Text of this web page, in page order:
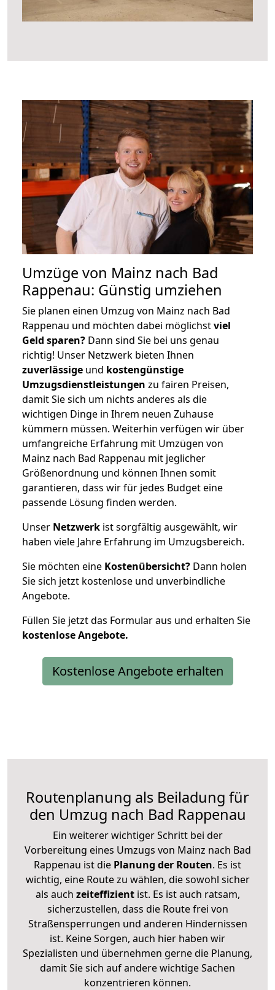
Umzüge von Mainz nach Bad
Rappenau: Günstig umziehen
Sie planen einen Umzug von Mainz nach Bad
Rappenau und möchten dabei möglichstviel
Geld sparen? Dann sind Sie bei uns genau
richtig! Unser Netzwerk bieten Ihnen
zuverlässige und kostengünstige
Umzugsdienstleistungen zu fairen Preisen,
damit Sie sich um nichts anderes als die
wichtigen Dinge in Ihrem neuen Zuhause
kümmern müssen. Weiterhin verfügen wir über
umfangreiche Erfahrung mit Umzügen von
Mainz nach Bad Rappenau mit jeglicher
Größenordnung und können Ihnen somit
garantieren, dass wir für jedes Budget eine
passende Lösung finden werden.
Unser Netzwerk ist sorgfältig ausgewählt, wir
haben viele Jahre Erfahrung im Umzugsbereich.
Sie möchten eine Kostenübersicht? Dann holen
Sie sich jetzt kostenlose und unverbindliche
Angebote.
Füllen Sie jetzt das Formular aus und erhalten Sie
kostenloseAngebote.
Kostenlose Angebote erhalten
Routenplanung als Beiladung für
den Umzug nach Bad Rappenau
Ein weiterer wichtiger Schritt bei der
Vorbereitung eines Umzugs von Mainz nach Bad
Rappenau ist die Planung der Routen. Es ist
wichtig, eine Route zu wählen, die sowohl sicher
als auch zeiteffizientist. Es ist auch ratsam,
sicherzustellen, dass die Route frei von
Straßensperrungen und anderen Hindernissen
ist. Keine Sorgen, auch hier haben wir
Spezialisten und übernehmen gerne die Planung,
damit Sie sich auf andere wichtige Sachen
konzentrieren können.